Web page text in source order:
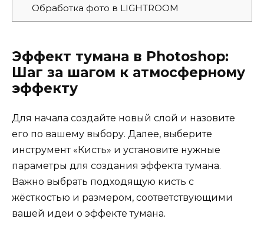
Обработка фото в LIGHTROOM
Эффект тумана в Photoshop:
Шаг за шагом к атмосферному
эффекту
Для начала создайте новый слой и назовите
его по вашему выбору. Далее, выберите
инструмент «Кисть» и установите нужные
параметры для создания эффекта тумана.
Важно выбрать подходящую кисть с
жёсткостью и размером, соответствующими
вашей идеи о эффекте тумана.